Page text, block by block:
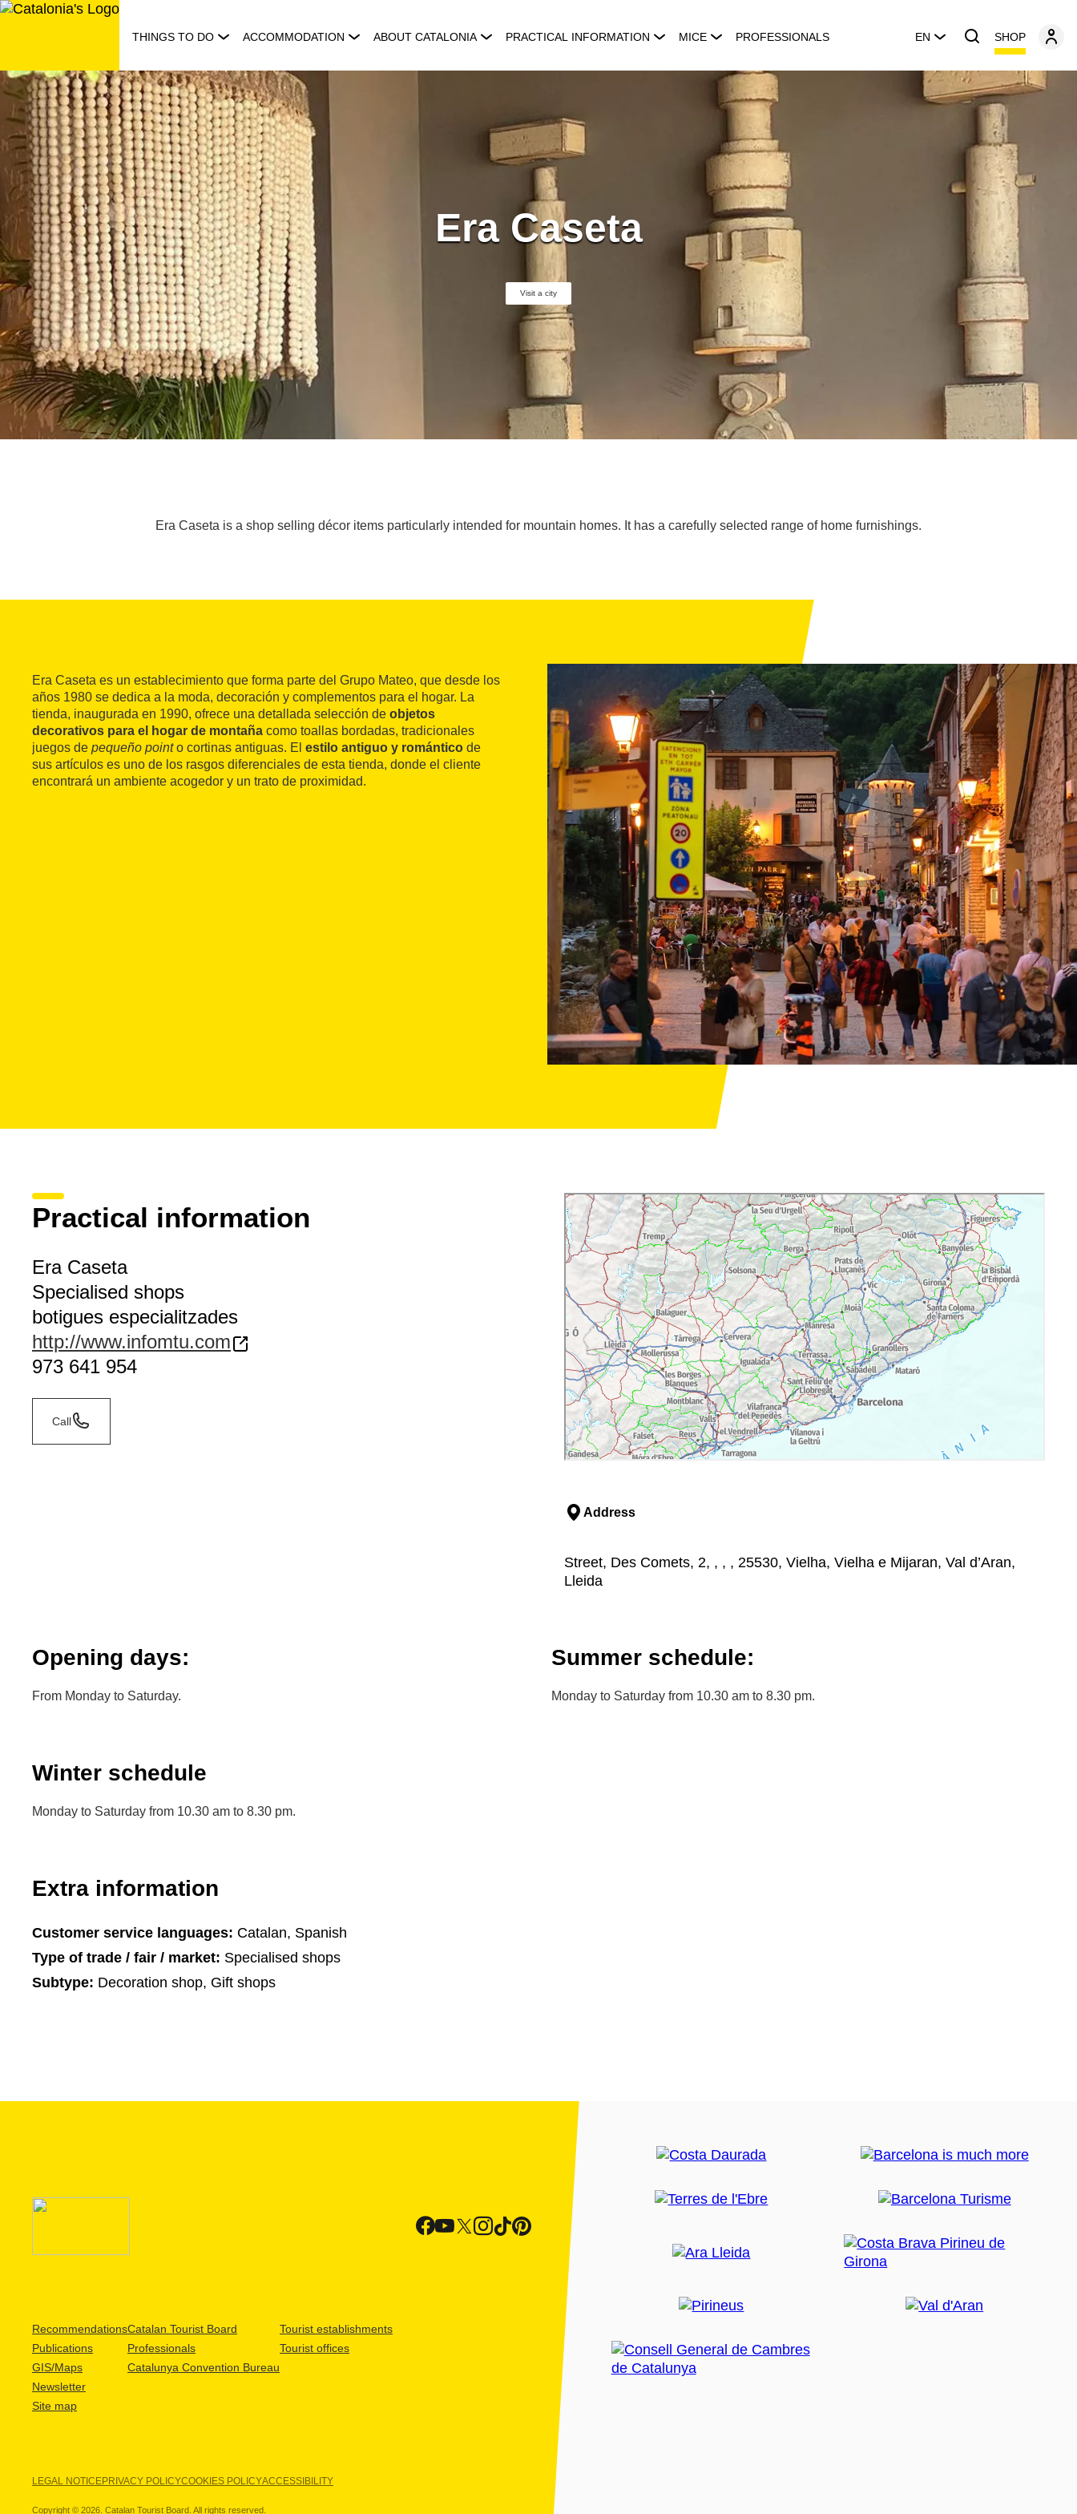
Skip
THINGS TO DO ACCOMMODATION ABOUT CATALONIA PRACTICAL INFORMATION MICE PROFESSIONALS EN SHOP
Era Caseta
Visit a city
Era Caseta is a shop selling décor items particularly intended for mountain homes. It has a carefully selected range of home furnishings.
Era Caseta es un establecimiento que forma parte del Grupo Mateo, que desde los
años 1980 se dedica a la moda, decoración y complementos para el hogar. La
tienda, inaugurada en 1990, ofrece una detallada selección de objetos
decorativos para el hogar de montaña como toallas bordadas, tradicionales
juegos de pequeño pointo cortinas antiguas. El estilo antiguo y romántico de
sus artículos es uno de los rasgos diferenciales de esta tienda, donde el cliente
encontrará un ambiente acogedor y un trato de proximidad.
Practical information
Era Caseta
Specialised shops
botigues especialitzades
http://www.infomtu.com
973 641 954
Call
Address
Street, Des Comets, 2, , , , 25530, Vielha, Vielha e Mijaran, Val d’Aran,
Lleida
Opening days:
From Monday to Saturday.
Summer schedule:
Monday to Saturday from 10.30 am to 8.30 pm.
Winter schedule
Monday to Saturday from 10.30 am to 8.30 pm.
Extra information
Customer service languages: Catalan, Spanish
Type of trade / fair / market: Specialised shops
Subtype: Decoration shop, Gift shops
Recommendations
Publications
GIS/Maps
Newsletter
Site map
Catalan Tourist Board
Professionals
Catalunya Convention Bureau
Tourist establishments
Tourist offices
LEGAL NOTICEPRIVACY POLICYCOOKIES POLICYACCESSIBILITY
Copyright © 2026. Catalan Tourist Board. All rights reserved.